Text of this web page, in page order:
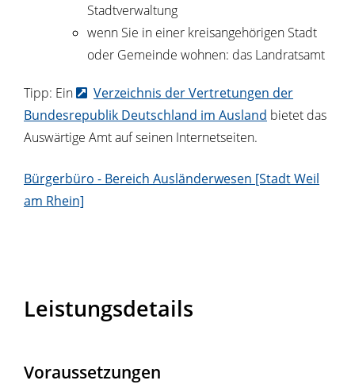
Stadtverwaltung
wenn Sie in einer kreisangehörigen Stadt
oder Gemeinde wohnen: das Landratsamt
Tipp: Ein
Verzeichnis der Vertretungen der
Bundesrepublik Deutschland im Ausland bietet das
Auswärtige Amt auf seinen Internetseiten.
Bürgerbüro - Bereich Ausländerwesen [Stadt Weil
am Rhein]
Leistungsdetails
Voraussetzungen